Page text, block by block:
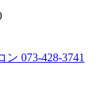
073-428-3741